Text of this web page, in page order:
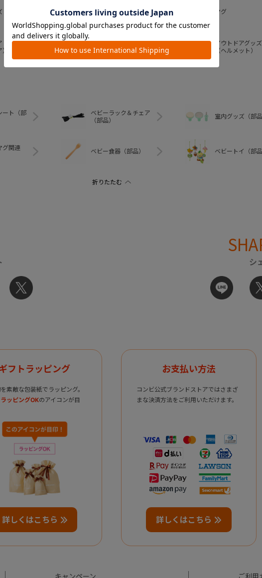
ベビー食器 マグ
ベビートイ
アウトドアグッズ
（ヘルメット）
ート（部
ベビーラック＆チェア
（部品）
室内グッズ（部品
グ関連
ベビー食器（部品） ベビートイ（部品
シ
フトラッピング
素敵な包装紙でラッピング。
ッピングOKのアイコンが目
詳しくはこちら
お支払い方法
コンビ公式ブランドストアではさまざ
まな決済方法をご利用いただけます。
詳しくはこちら
キャンペーン ご利用